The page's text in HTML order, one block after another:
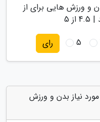
و ورزش هایی برای از
|
4.5 از 5
5 رای
نیاز بدن و ورزش